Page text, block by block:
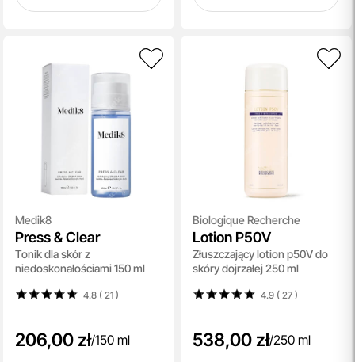
Medik8
Press & Clear
Tonik dla skór z
niedoskonałościami 150 ml
4.8 ( 21)
206,00 zł/150 ml
Biologique Recherche
Lotion P50V
Złuszczający lotion p50V do
skóry dojrzałej 250 ml
4.9 ( 27)
538,00 zł/250 ml